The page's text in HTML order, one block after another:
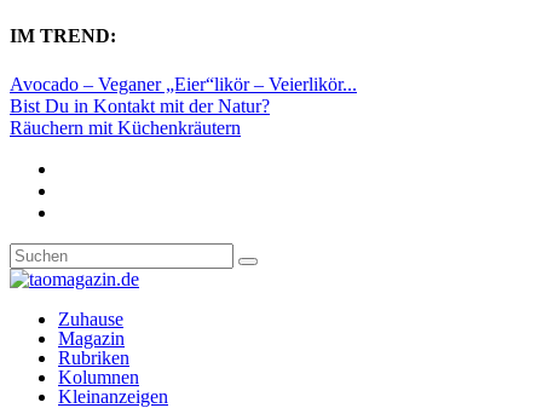
IM TREND:
Avocado – Veganer „Eier“likör – Veierlikör...
Bist Du in Kontakt mit der Natur?
Räuchern mit Küchenkräutern
Zuhause
Magazin
Rubriken
Kolumnen
Kleinanzeigen